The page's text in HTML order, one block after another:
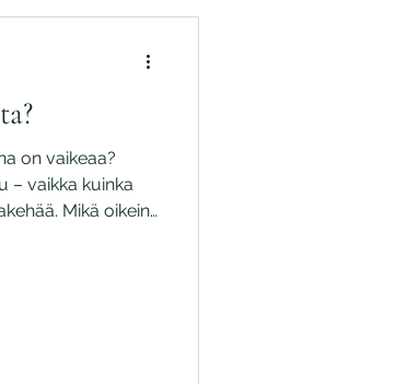
on vaikeaa?
– vaikka kuinka
Mikä oikein